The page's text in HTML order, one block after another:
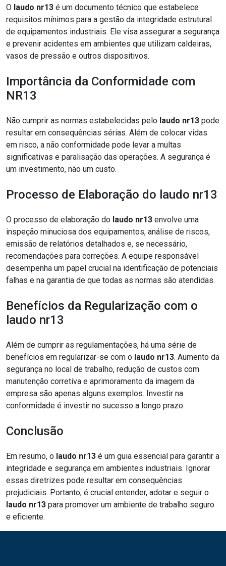
O laudo nr13 é um documento técnico que estabelece
requisitos mínimos para a gestão da integridade estrutural
de equipamentos industriais. Ele visa assegurar a segurança
e prevenir acidentes em ambientes que utilizam caldeiras,
vasos de pressão e outros dispositivos.
Importância da Conformidade com
NR13
Não cumprir as normas estabelecidas pelo laudo nr13 pode
resultar em consequências sérias. Além de colocar vidas
em risco, a não conformidade pode levar a multas
significativas e paralisação das operações. A segurança é
um investimento, não um custo.
Processo de Elaboração do laudo nr13
O processo de elaboração do laudo nr13 envolve uma
inspeção minuciosa dos equipamentos, análise de riscos,
emissão de relatórios detalhados e, se necessário,
recomendações para correções. A equipe responsável
desempenha um papel crucial na identificação de potenciais
falhas e na garantia de que todas as normas são atendidas.
Benefícios da Regularização com o
laudo nr13
Além de cumprir as regulamentações, há uma série de
benefícios em regularizar-se com o laudo nr13. Aumento da
segurança no local de trabalho, redução de custos com
manutenção corretiva e aprimoramento da imagem da
empresa são apenas alguns exemplos. Investir na
conformidade é investir no sucesso a longo prazo.
Conclusão
Em resumo, o laudo nr13 é um guia essencial para garantir a
integridade e segurança em ambientes industriais. Ignorar
essas diretrizes pode resultar em consequências
prejudiciais. Portanto, é crucial entender, adotar e seguir o
laudo nr13 para promover um ambiente de trabalho seguro
e eficiente.